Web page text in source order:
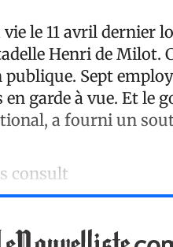
le 11 avril dernier
Henri de Milot.
Sept
garde à vue. Et le
a fourni un
consult